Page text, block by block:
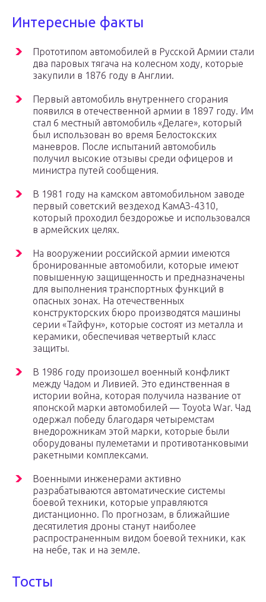
Интересные факты
Прототипом автомобилей в Русской Армии стали
два паровых тягача на колесном ходу, которые
закупили в 1876 году в Англии.
Первый автомобиль внутреннего сгорания
появился в отечественной армии в 1897 году. Им
стал 6 местный автомобиль «Делаге», который
был использован во время Белостокских
маневров. После испытаний автомобиль
получил высокие отзывы среди офицеров и
министра путей сообщения.
В 1981 году на камском автомобильном заводе
первый советский вездеход КамАЗ-4310,
который проходил бездорожье и использовался
в армейских целях.
На вооружении российской армии имеются
бронированные автомобили, которые имеют
повышенную защищенность и предназначены
для выполнения транспортных функций в
опасных зонах. На отечественных
конструкторских бюро производятся машины
серии «Тайфун», которые состоят из металла и
керамики, обеспечивая четвертый класс
защиты.
В 1986 году произошел военный конфликт
между Чадом и Ливией. Это единственная в
истории война, которая получила название от
японской марки автомобилей — Toyota War. Чад
одержал победу благодаря четыремстам
внедорожникам этой марки, которые были
оборудованы пулеметами и противотанковыми
ракетными комплексами.
Военными инженерами активно
разрабатываются автоматические системы
боевой техники, которые управляются
дистанционно. По прогнозам, в ближайшие
десятилетия дроны станут наиболее
распространенным видом боевой техники, как
на небе, так и на земле.
Тосты